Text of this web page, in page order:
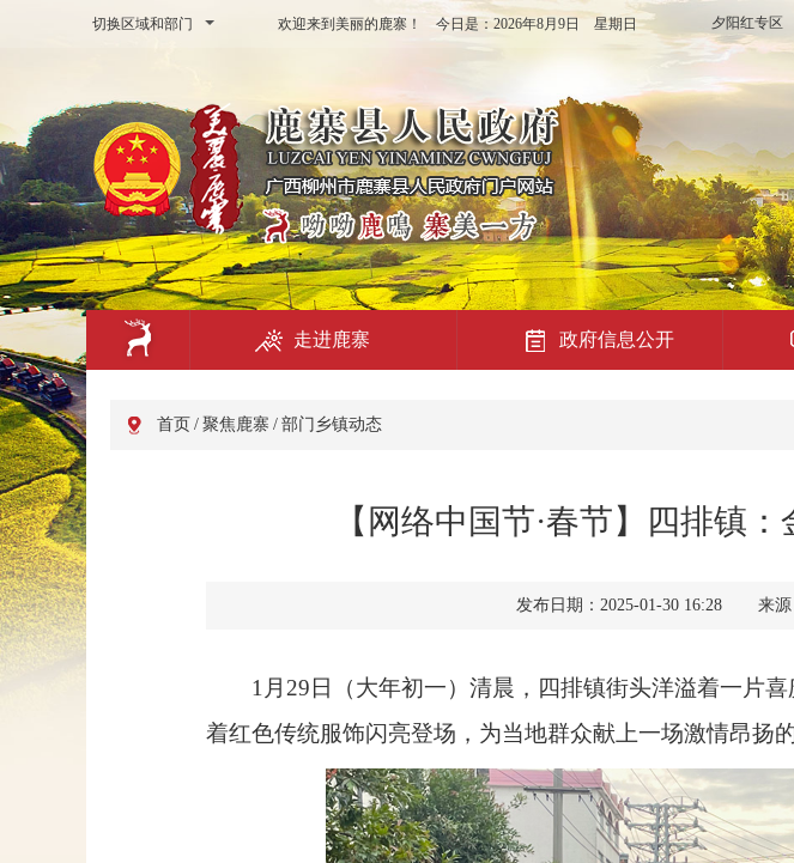
切换区域和部门 夕阳红专区
欢迎来到美丽的鹿寨！ 今日是： 2026年8月9日 星期日
走进鹿寨 政府信息公开
首页 / 聚焦鹿寨 / 部门乡镇动态
【网络中国节·春节】四排镇
发布日期：2025-01-30 16:28 来
1 月 29 日（大年初一）清晨，四排镇街头洋溢着一片
着红色传统服饰闪亮登场，为当地群众献上一场激情昂扬的